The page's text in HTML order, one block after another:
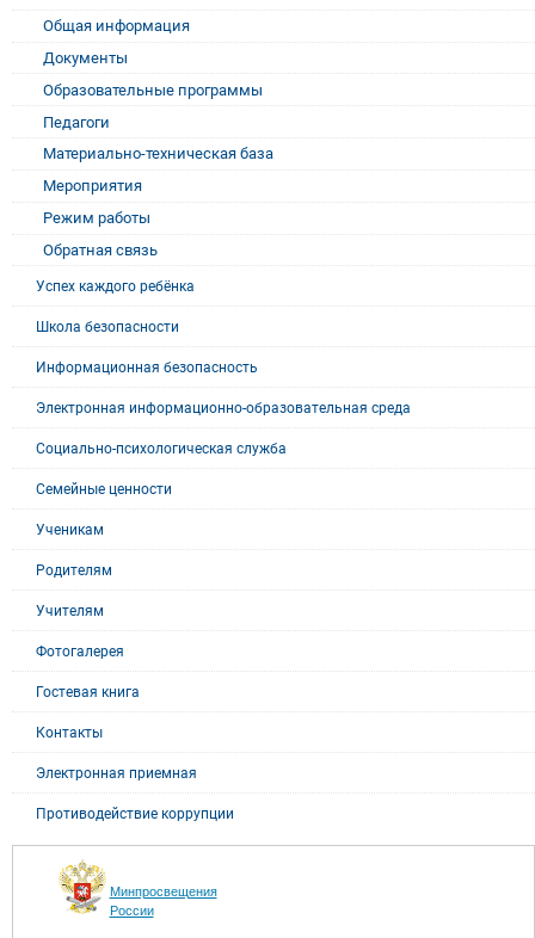
Общая информация
Документы
Образовательные программы
Педагоги
Материально-техническая база
Мероприятия
Режим работы
Обратная связь
Успех каждого ребёнка
Школа безопасности
Информационная безопасность
Электронная информационно-образовательная среда
Социально-психологическая служба
Семейные ценности
Ученикам
Родителям
Учителям
Фотогалерея
Гостевая книга
Контакты
Электронная приемная
Противодействие коррупции
Минпросвещения
России